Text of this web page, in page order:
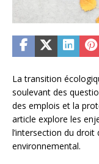
La transition
soulevant des
des emplois et la
article explore les
l’intersection du droit
environnemental.